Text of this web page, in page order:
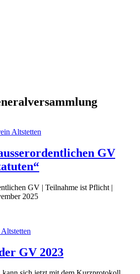
Altstetten
GV
GV | Teilnahme ist Pflicht |
2025
GV 2023